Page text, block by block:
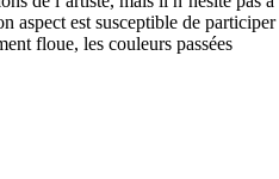
aspect est susceptible de participer
floue, les couleurs passées